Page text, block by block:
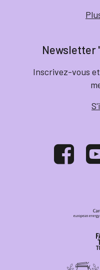
Newsletter
Inscrivez-vous